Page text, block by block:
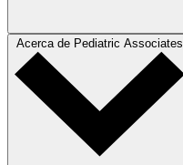
Acerca de Pediatric Associates